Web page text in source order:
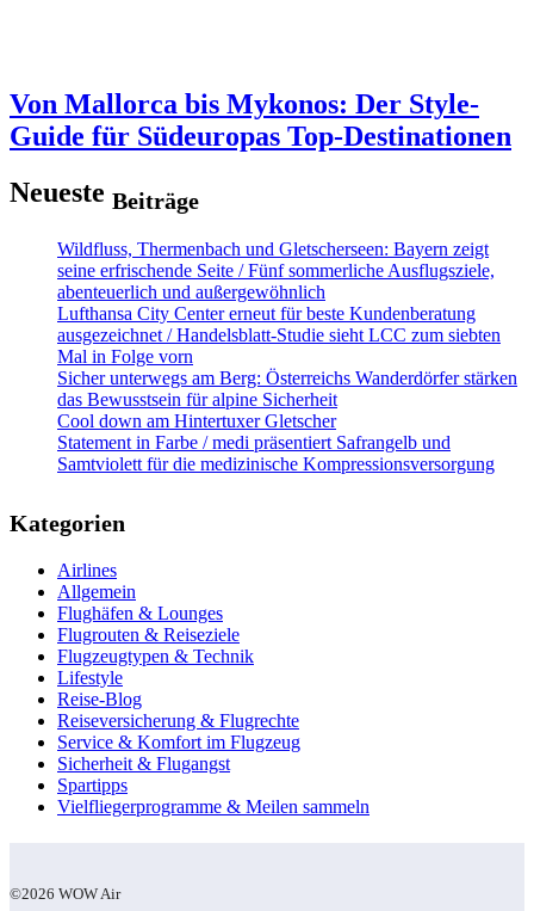
Von Mallorca bis Mykonos: Der Style-
Guide für Südeuropas Top-Destinationen
Neueste Beiträge
Wildfluss, Thermenbach und Gletscherseen: Bayern zeigt
seine erfrischende Seite / Fünf sommerliche Ausflugsziele,
abenteuerlich und außergewöhnlich
Lufthansa City Center erneut für beste Kundenberatung
ausgezeichnet / Handelsblatt-Studie sieht LCC zum siebten
Mal in Folge vorn
Sicher unterwegs am Berg: Österreichs Wanderdörfer stärken
das Bewusstsein für alpine Sicherheit
Cool down am Hintertuxer Gletscher
Statement in Farbe / medi präsentiert Safrangelb und
Samtviolett für die medizinische Kompressionsversorgung
Kategorien
Airlines
Allgemein
Flughäfen & Lounges
Flugrouten & Reiseziele
Flugzeugtypen & Technik
Lifestyle
Reise-Blog
Reiseversicherung & Flugrechte
Service & Komfort im Flugzeug
Sicherheit & Flugangst
Spartipps
Vielfliegerprogramme & Meilen sammeln
©2026 WOW Air